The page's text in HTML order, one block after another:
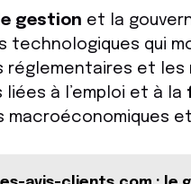
gestion et la
technologiques qui
réglementaires et les
à l’emploi et à la
macroéconomiques